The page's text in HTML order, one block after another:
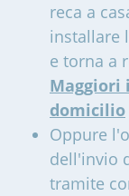
reca a
installare
e torna a
Maggiori
domicilio
Oppure
dell'invio
tramite